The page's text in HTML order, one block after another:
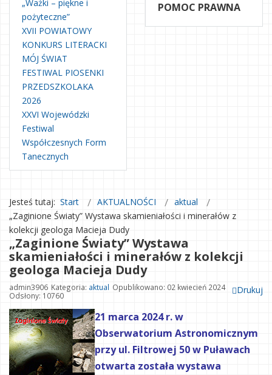
„Ważki – piękne i
pożyteczne”
XVII POWIATOWY
KONKURS LITERACKI
MÓJ ŚWIAT
FESTIWAL PIOSENKI
PRZEDSZKOLAKA
2026
XXVI Wojewódzki
Festiwal
Współczesnych Form
Tanecznych
POMOC PRAWNA
Jesteś tutaj: Start AKTUALNOŚCI
aktual
„Zaginione Światy” Wystawa skamieniałości i minerałów z
kolekcji geologa Macieja Dudy
„Zaginione Światy” Wystawa
skamieniałości i minerałów z kolekcji
geologa Macieja Dudy
Drukuj
admin3906 Kategoria: aktual Opublikowano: 02 kwiecień 2024
Odsłony: 10760
21 marca 2024 r. w
Obserwatorium Astronomicznym
przy ul. Filtrowej 50 w Puławach
otwarta została wystawa